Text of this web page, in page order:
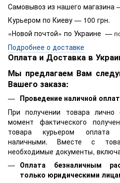
Самовывоз из нашего магазина
Курьером по Киеву — 100 грн.
«Новой почтой» по Украине —
Подробнее о доставке
Оплата и Доставка в
Мы предлагаем Вам
Вашего заказа:
Проведение наличной
При получении товара лично
момент фактического
товара курьером оплата
наличными. Вместе с
необходимые документы,
Оплата безналичным
только юридическими